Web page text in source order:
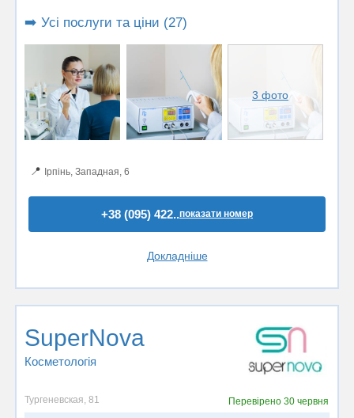
➡️ Усі послуги та ціни (27)
3 фото
📍 Ірпінь, Западная, 6
+38 (095) 422..показати номер
Докладніше
SuperNova
Косметологія
Тургеневская, 81 Перевірено30 червня